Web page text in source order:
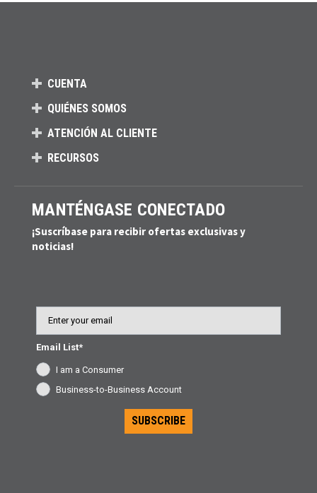
CUENTA
QUIÉNES SOMOS
ATENCIÓN AL CLIENTE
RECURSOS
MANTÉNGASE CONECTADO
¡Suscríbase para recibir ofertas exclusivas y
noticias!
Email List*
I am a Consumer
Business-to-Business Account
SUBSCRIBE